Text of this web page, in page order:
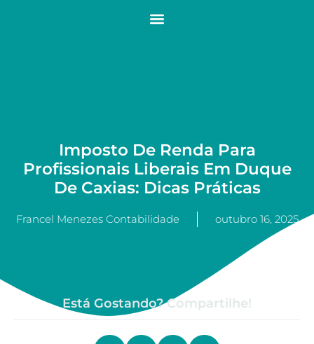
Imposto De Renda Para
Profissionais Liberais Em Duque
De Caxias: Dicas Práticas
Francel Menezes Contabilidade outubro 16, 2025
Está Gostando? Compartilhe!